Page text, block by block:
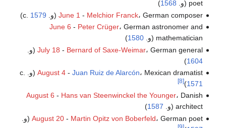
poet (و.
1568
)
June 1 - Melchior Franck، German composer (و. c. 1579
)
June 6 - Peter Crüger، German astronomer and
mathematician (و.
1580
)
July 18 - Bernard of Saxe-Weimar، German general (و.
1604
)
August 4- Juan Ruiz de Alarcón، Mexican dramatist (و. c.
1571
)
[8]
August 6 - Hans van Steenwinckel the Younger، Danish
architect (و.
1587
)
August 20- Martin Opitz von Boberfeld، German poet (و.